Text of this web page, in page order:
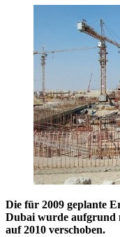
Die für 2009 geplante
Dubai wurde aufgrund
auf 2010 verschoben.